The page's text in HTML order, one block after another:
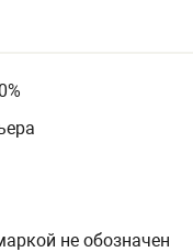
не обозначен